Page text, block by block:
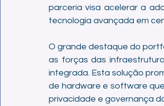
parceria visa acelerar a
tecnologia avançada em
O grande destaque do
as forças das
integrada. Esta solução
de hardware e software
privacidade e governança